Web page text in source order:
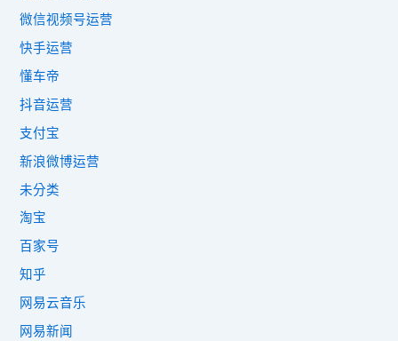
微信视频号运营
快手运营
懂车帝
抖音运营
支付宝
新浪微博运营
未分类
淘宝
百家号
知乎
网易云音乐
网易新闻